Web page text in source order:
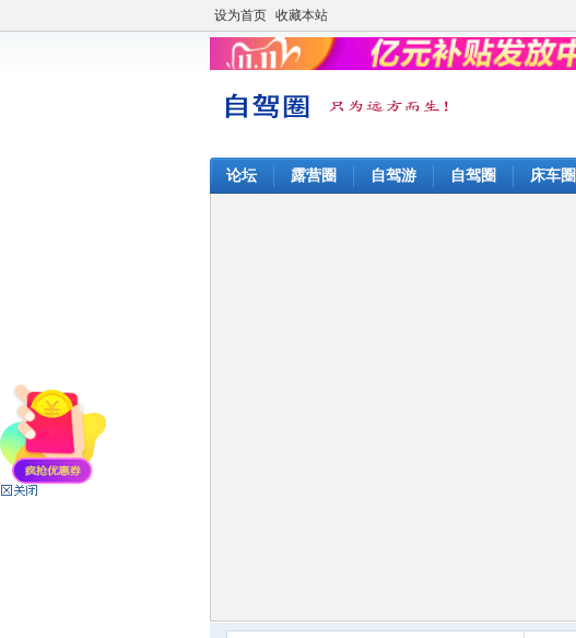
设为首页 收藏本站
论坛 露营圈 自驾游 自驾圈 床车圈